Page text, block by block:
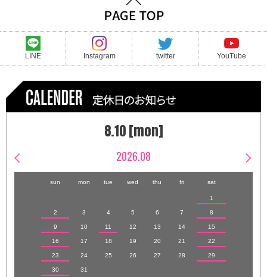
LINE Instagram twitter YouTube
8.10 [mon]
2026.08
sun mon tue wed thu fri sat
1
2 3 4 5 6 7 8
9 10 11 12 13 14 15
16 17 18 19 20 21 22
23 24 25 26 27 28 29
30 31